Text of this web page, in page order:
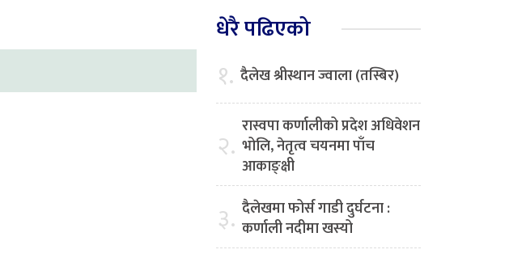
धेरै पढिएको
१. दैलेख श्रीस्थान ज्वाला (तस्बिर)
२. रास्वपा कर्णालीको प्रदेश अधिवेशन
भोलि, नेतृत्व चयनमा पाँच
आकाङ्क्षी
३. दैलेखमा फोर्स गाडी दुर्घटना :
कर्णाली नदीमा खस्यो